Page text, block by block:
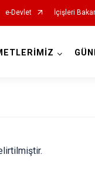
e-Devlet İçişleri